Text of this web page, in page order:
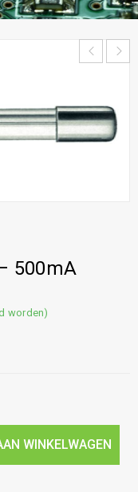
500mA
worden)
WINKELWAGEN